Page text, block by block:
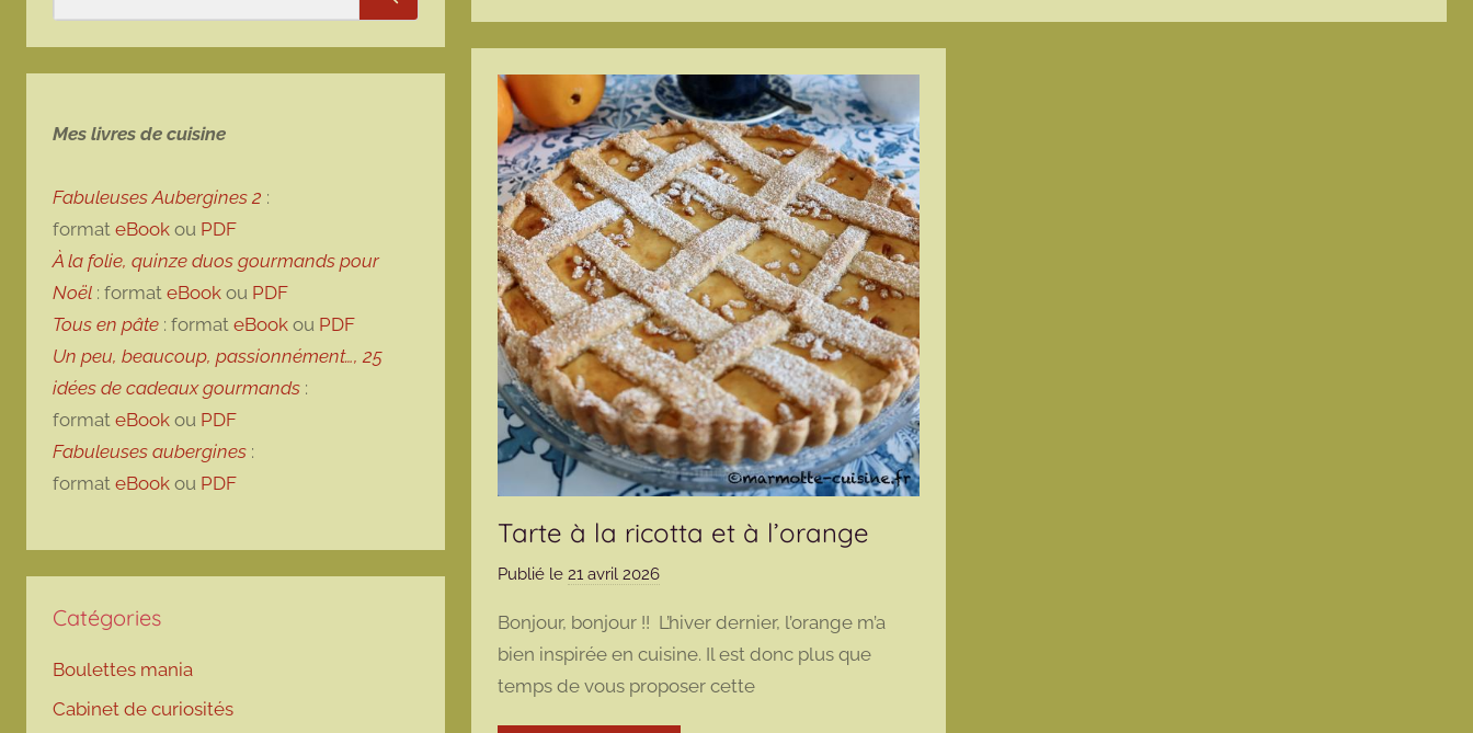
Tarte à la ricotta et à l’orange
Publié le 21 avril 2026p
r
m
a
Bonjour, bonjour !! L’hiver dernier, l’orange m’a
bien inspirée en cuisine. Il est donc plus que
temps de vous proposer cette
Rechercher
Mes livres de cuisine
Fabuleuses Aubergines 2 :
format eBook ou PDF
À la folie, quinze duos gourmands pour
Noël : format eBook ou PDF
Tous en pâte : format eBook ou PDF
Un peu, beaucoup, passionnément…, 25
idées de cadeaux gourmands :
format eBook ou PDF
Fabuleuses aubergines :
format eBook ou PDF
Catégories
Boulettes mania
Cabinet de curiosités